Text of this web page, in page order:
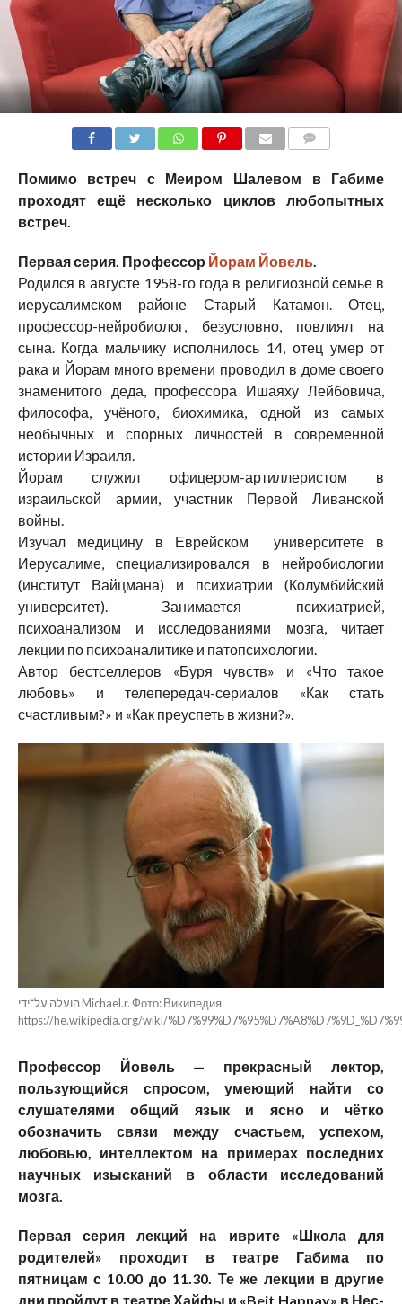
Помимо встреч с Меиром Шалевом в Габиме
проходят ещё несколько циклов любопытных
встреч.
Первая серия. Профессор Йорам Йовель.
Родился в августе 1958-го года в религиозной семье в
иерусалимском районе Старый Катамон. Отец,
профессор-нейробиолог, безусловно, повлиял на
сына. Когда мальчику исполнилось 14, отец умер от
рака и Йорам много времени проводил в доме своего
знаменитого деда, профессора Ишаяху Лейбовича,
философа, учёного, биохимика, одной из самых
необычных и спорных личностей в современной
истории Израиля.
Йорам служил офицером-артиллеристом в
израильской армии, участник Первой Ливанской
войны.
Изучал медицину в Еврейском университете в
Иерусалиме, специализировался в нейробиологии
(институт Вайцмана) и психиатрии (Колумбийский
университет). Занимается психиатрией,
психоанализом и исследованиями мозга, читает
лекции по психоаналитике и патопсихологии.
Автор бестселлеров «Буря чувств» и «Что такое
любовь» и телепередач-сериалов «Как стать
счастливым?» и «Как преуспеть в жизни?».
הועלה על־ידי Michael.r. Фото: Википедия
https://he.wikipedia.org/wiki/
Профессор Йовель — прекрасный лектор,
пользующийся спросом, умеющий найти со
слушателями общий язык и ясно и чётко
обозначить связи между счастьем, успехом,
любовью, интеллектом на примерах последних
научных изысканий в области исследований
мозга.
Первая серия лекций на иврите «Школа для
родителей» проходит в театре Габима по
пятницам с 10.00 до 11.30. Те же лекции в другие
дни пройдут в театре Хайфы и «Beit Hapnay» в Нес-